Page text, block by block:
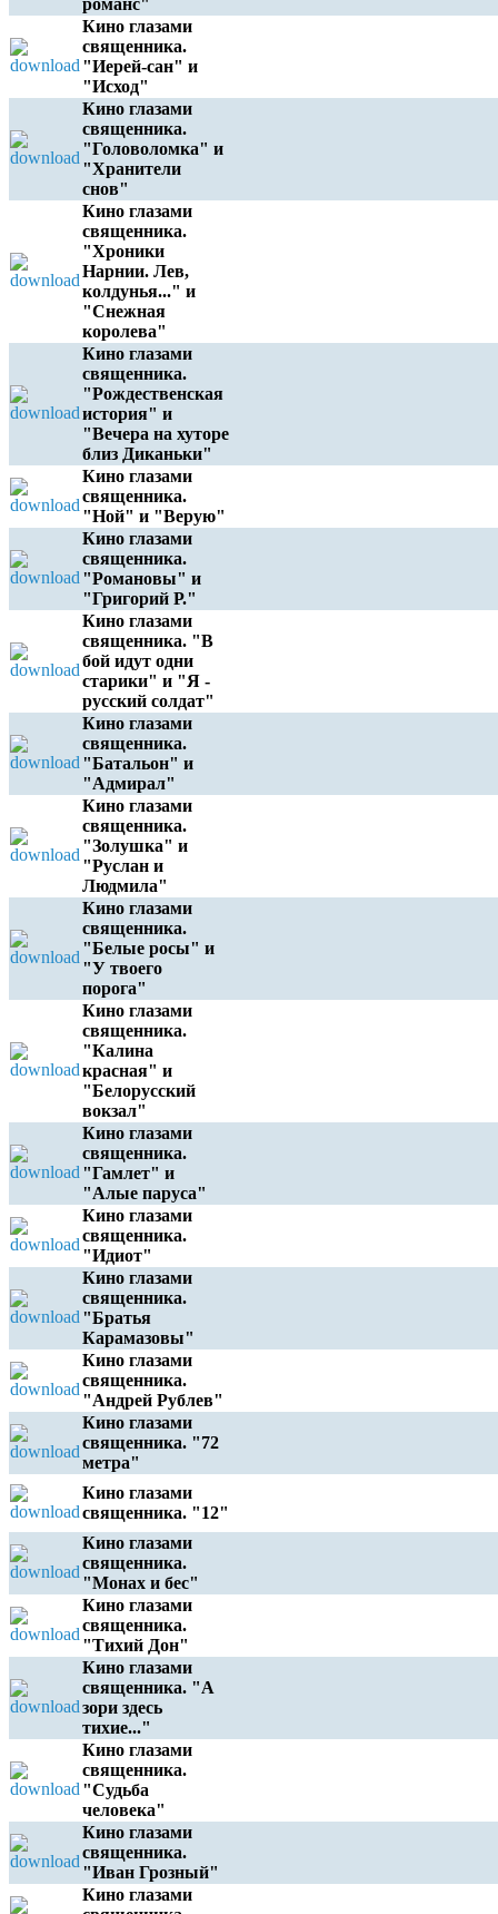
Кино глазами
священника.
"Иерей-сан" и
"Исход"
Кино глазами
священника.
"Головоломка" и
"Хранители
снов"
Кино глазами
священника.
"Хроники
Нарнии. Лев,
колдунья..." и
"Снежная
королева"
Кино глазами
священника.
"Рождественская
история" и
"Вечера на хуторе
близ Диканьки"
Кино глазами
священника.
"Ной" и "Верую"
Кино глазами
священника.
"Романовы" и
"Григорий Р."
Кино глазами
священника. "В
бой идут одни
старики" и "Я -
русский солдат"
Кино глазами
священника.
"Батальон" и
"Адмирал"
Кино глазами
священника.
"Золушка" и
"Руслан и
Людмила"
Кино глазами
священника.
"Белые росы" и
"У твоего
порога"
Кино глазами
священника.
"Калина
красная" и
"Белорусский
вокзал"
Кино глазами
священника.
"Гамлет" и
"Алые паруса"
Кино глазами
священника.
"Идиот"
Кино глазами
священника.
"Братья
Карамазовы"
Кино глазами
священника.
"Андрей Рублев"
Кино глазами
священника. "72
метра"
Кино глазами
священника. "12"
Кино глазами
священника.
"Монах и бес"
Кино глазами
священника.
"Тихий Дон"
Кино глазами
священника. "А
зори здесь
тихие..."
Кино глазами
священника.
"Судьба
человека"
Кино глазами
священника.
"Иван Грозный"
Кино глазами